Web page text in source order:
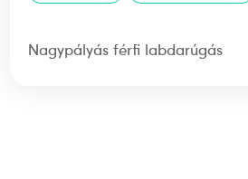
Nagypályás férfi labdarúgás